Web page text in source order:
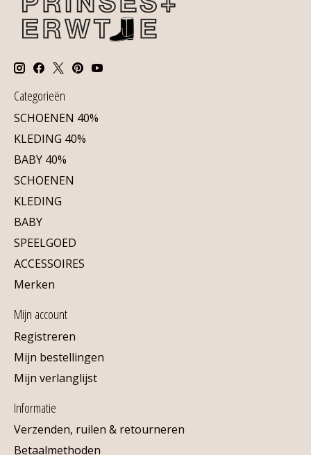
Categorieën
SCHOENEN 40%
KLEDING 40%
BABY 40%
SCHOENEN
KLEDING
BABY
SPEELGOED
ACCESSOIRES
Merken
Mijn account
Registreren
Mijn bestellingen
Mijn verlanglijst
Informatie
Verzenden, ruilen & retourneren
Betaalmethoden